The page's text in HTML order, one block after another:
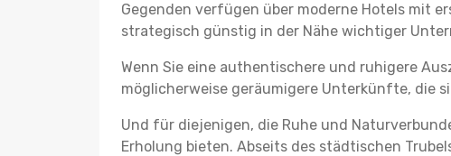
Gegenden verfügen über moderne Hotels mit
strategisch günstig in der Nähe wichtiger
Wenn Sie eine authentischere und ruhigere
möglicherweise geräumigere Unterkünfte, die
Und für diejenigen, die Ruhe und
Erholung bieten. Abseits des städtischen